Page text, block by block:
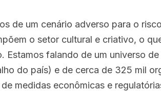
de um cenário adverso para o
o setor cultural e criativo, o
Estamos falando de um universo
do país) e de cerca de 325 mil
medidas econômicas e